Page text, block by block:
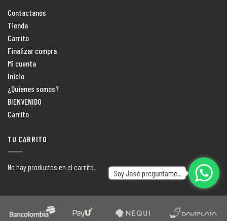
Contactanos
Tienda
Carrito
Finalizar compra
Mi cuenta
Inicio
¿Quienes somos?
BIENVENIDO
Carrito
TU CARRITO
No hay productos en el carrito.
Soy José preguntame..